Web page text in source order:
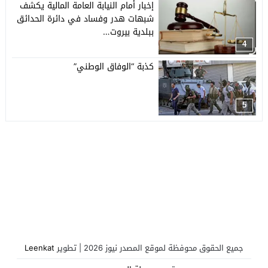
4
إخبار أمام النيابة العامة المالية يكشف
شبهات هدر وفساد في دائرة الحدائق
ببلدية بيروت…
5
كذبة “الوفاق الوطني”
جميع الحقوق محوفظة لموقع المصدر نيوز 2026 | تطوير
Leenkat